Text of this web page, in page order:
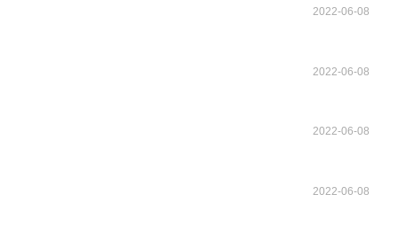
2022-06-08
2022-06-08
2022-06-08
2022-06-08